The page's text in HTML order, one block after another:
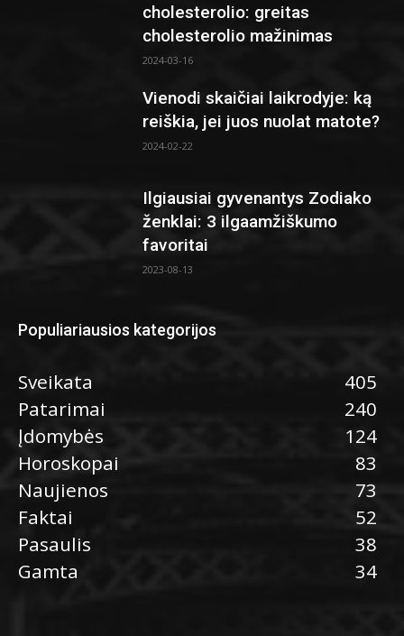
cholesterolio: greitas
cholesterolio mažinimas
2024-03-16
Vienodi skaičiai laikrodyje: ką
reiškia, jei juos nuolat matote?
2024-02-22
Ilgiausiai gyvenantys Zodiako
ženklai: 3 ilgaamžiškumo
favoritai
2023-08-13
Populiariausios kategorijos
Sveikata
405
Patarimai
240
Įdomybės
124
Horoskopai
83
Naujienos
73
Faktai
52
Pasaulis
38
Gamta
34